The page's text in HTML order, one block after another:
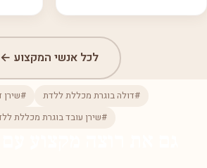
לכל אנשי המקצוע ←
#דולה בוגרת מכללת ללדת
#שירן
#שירן עובד בוגרת מכללת